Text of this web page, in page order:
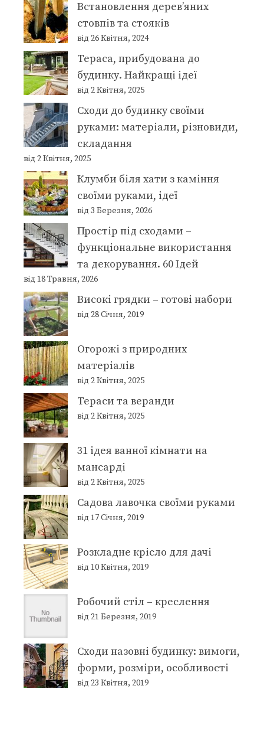
Встановлення дерев’яних
стовпів та стояків
від 26 Квітня, 2024
Тераса, прибудована до
будинку. Найкращі ідеї
від 2 Квітня, 2025
Сходи до будинку своїми
руками: матеріали, різновиди,
складання
від 2 Квітня, 2025
Клумби біля хати з каміння
своїми руками, ідеї
від 3 Березня, 2026
Простір під сходами –
функціональне використання
та декорування. 60 Ідей
від 18 Травня, 2026
Високі грядки – готові набори
від 28 Січня, 2019
Огорожі з природних
матеріалів
від 2 Квітня, 2025
Тераси та веранди
від 2 Квітня, 2025
31 ідея ванної кімнати на
мансарді
від 2 Квітня, 2025
Садова лавочка своїми руками
від 17 Січня, 2019
Розкладне крісло для дачі
від 10 Квітня, 2019
Робочий стіл – креслення
від 21 Березня, 2019
Сходи назовні будинку: вимоги,
форми, розміри, особливості
від 23 Квітня, 2019